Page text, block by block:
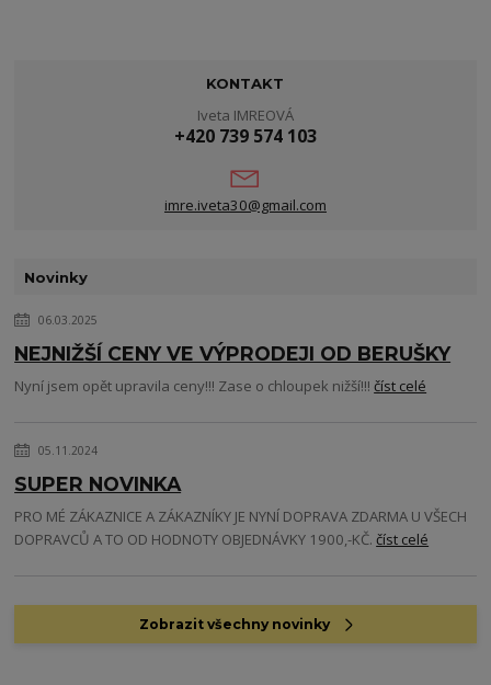
KONTAKT
Iveta IMREOVÁ
+420 739 574 103
imre.iveta30@gmail.com
Novinky
06.03.2025
NEJNIŽŠÍ CENY VE VÝPRODEJI OD BERUŠKY
Nyní jsem opět upravila ceny!!! Zase o chloupek nižší!!!číst celé
05.11.2024
SUPER NOVINKA
PRO MÉ ZÁKAZNICE A ZÁKAZNÍKY JE NYNÍ DOPRAVA ZDARMA U VŠECH
DOPRAVCŮ A TO OD HODNOTY OBJEDNÁVKY 1900,-KČ.číst celé
Zobrazit všechny novinky